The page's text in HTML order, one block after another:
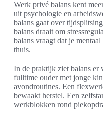
Werk privé balans kent
uit psychologie en
balans gaat over
balans draait om
balans vraagt dat je
thuis.
In de praktijk ziet balans er
fulltime ouder met jonge
avondroutines. Een
bewaakt herstel. Een
werkblokken rond